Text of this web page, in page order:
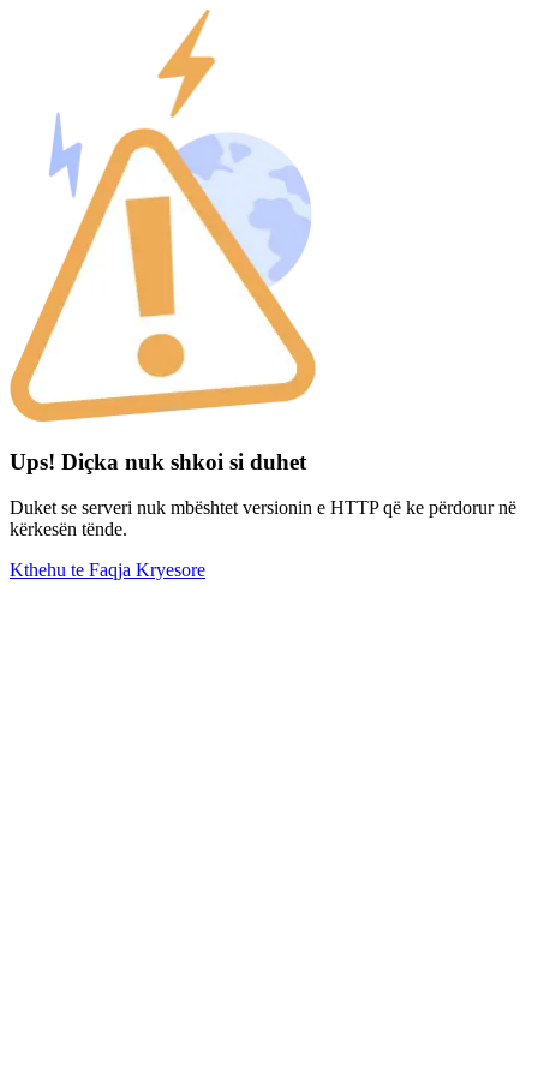
Ups! Diçka nuk shkoi si duhet
Duket se serveri nuk mbështet versionin e HTTP që ke përdorur në
kërkesën tënde.
Kthehu te Faqja Kryesore